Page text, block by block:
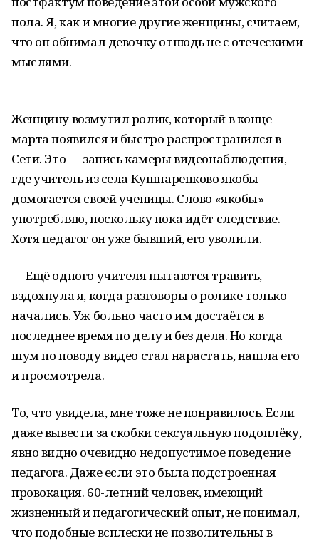
пола. Я, как и многие другие женщины, считаем,
что он обнимал девочку отнюдь не с отеческими
мыслями.
Женщину возмутил ролик, который в конце
марта появился и быстро распространился в
Сети. Это — запись камеры видеонаблюдения,
где учитель из села Кушнаренково якобы
домогается своей ученицы. Слово «якобы»
употребляю, поскольку пока идёт следствие.
Хотя педагог он уже бывший, его уволили.
— Ещё одного учителя пытаются травить, —
вздохнула я, когда разговоры о ролике только
начались. Уж больно часто им достаётся в
последнее время по делу и без дела. Но когда
шум по поводу видео стал нарастать, нашла его
и просмотрела.
То, что увидела, мне тоже не понравилось. Если
даже вывести за скобки сексуальную подоплёку,
явно видно очевидно недопустимое поведение
педагога. Даже если это была подстроенная
провокация. 60-летний человек, имеющий
жизненный и педагогический опыт, не понимал,
что подобные всплески не позволительны в